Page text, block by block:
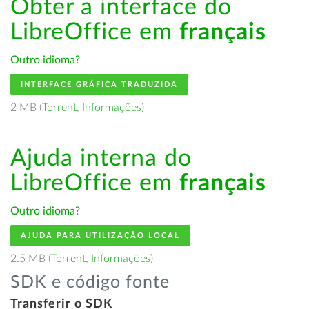
Obter a interface do
LibreOffice em français
Outro idioma?
INTERFACE GRÁFICA TRADUZIDA
2 MB (Torrent, Informações)
Ajuda interna do
LibreOffice em français
Outro idioma?
AJUDA PARA UTILIZAÇÃO LOCAL
2.5 MB (Torrent, Informações)
SDK e código fonte
Transferir o SDK